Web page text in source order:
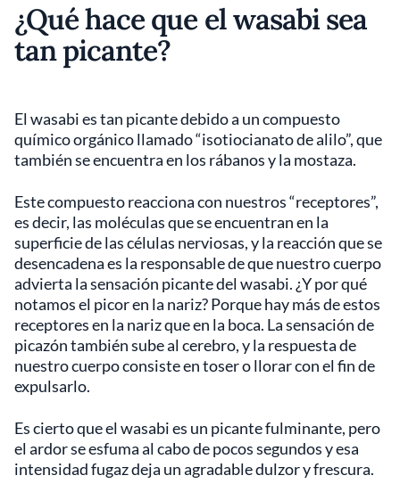
¿Qué hace que el wasabi sea
tan picante?
El wasabi es tan picante debido a un compuesto
químico orgánico llamado “isotiocianato de alilo”, que
también se encuentra en los rábanos y la mostaza.
Este compuesto reacciona con nuestros “receptores”,
es decir, las moléculas que se encuentran en la
superficie de las células nerviosas, y la reacción que se
desencadena es la responsable de que nuestro cuerpo
advierta la sensación picante del wasabi. ¿Y por qué
notamos el picor en la nariz? Porque hay más de estos
receptores en la nariz que en la boca. La sensación de
picazón también sube al cerebro, y la respuesta de
nuestro cuerpo consiste en toser o llorar con el fin de
expulsarlo.
Es cierto que el wasabi es un picante fulminante, pero
el ardor se esfuma al cabo de pocos segundos y esa
intensidad fugaz deja un agradable dulzor y frescura.